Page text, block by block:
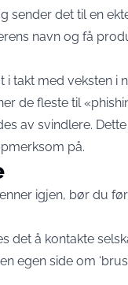
sender det til en
navn og få
takt med veksten i
de fleste til
av svindlere.
på.
igjen, bør du
det å kontakte
egen side om